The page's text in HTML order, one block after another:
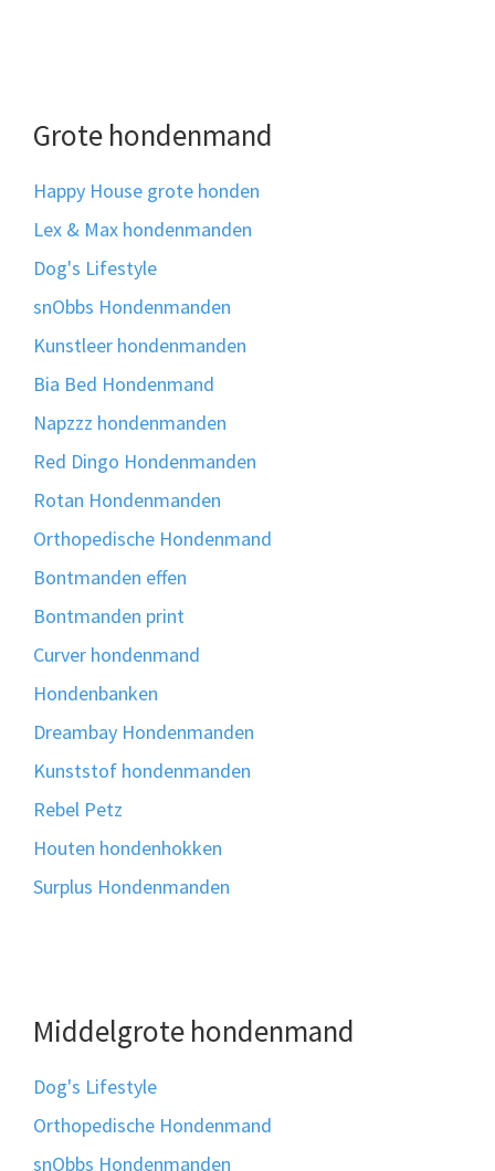
Grote hondenmand
Happy House grote honden
Lex & Max hondenmanden
Dog's Lifestyle
snObbs Hondenmanden
Kunstleer hondenmanden
Bia Bed Hondenmand
Napzzz hondenmanden
Red Dingo Hondenmanden
Rotan Hondenmanden
Orthopedische Hondenmand
Bontmanden effen
Bontmanden print
Curver hondenmand
Hondenbanken
Dreambay Hondenmanden
Kunststof hondenmanden
Rebel Petz
Houten hondenhokken
Surplus Hondenmanden
Middelgrote hondenmand
Dog's Lifestyle
Orthopedische Hondenmand
snObbs Hondenmanden